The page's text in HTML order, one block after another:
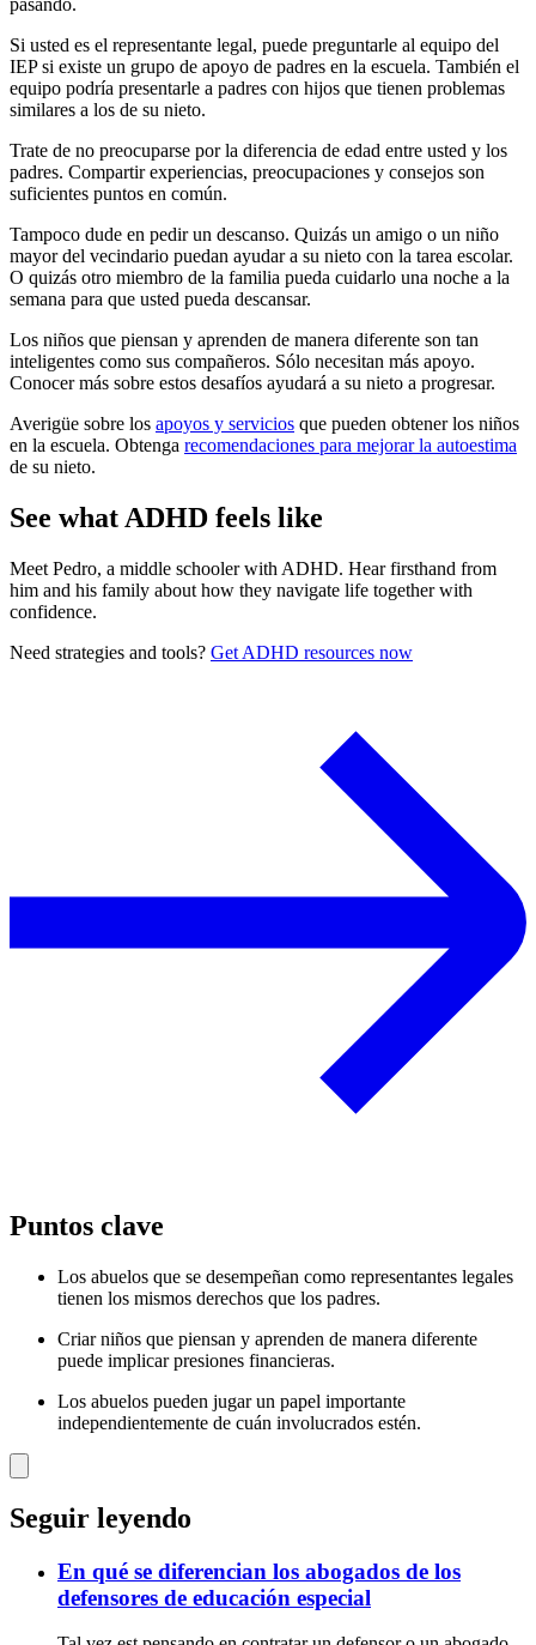
pasando.
Si usted es el representante legal, puede preguntarle al equipo del
IEP si existe un grupo de apoyo de padres en la escuela. También el
equipo podría presentarle a padres con hijos que tienen problemas
similares a los de su nieto.
Trate de no preocuparse por la diferencia de edad entre usted y los
padres. Compartir experiencias, preocupaciones y consejos son
suficientes puntos en común.
Tampoco dude en pedir un descanso. Quizás un amigo o un niño
mayor del vecindario puedan ayudar a su nieto con la tarea escolar.
O quizás otro miembro de la familia pueda cuidarlo una noche a la
semana para que usted pueda descansar.
Los niños que piensan y aprenden de manera diferente son tan
inteligentes como sus compañeros. Sólo necesitan más apoyo.
Conocer más sobre estos desafíos ayudará a su nieto a progresar.
Averigüe sobre los apoyos y servicios que pueden obtener los niños
en la escuela. Obtenga recomendaciones para mejorar la autoestima
de su nieto.
See what ADHD feels like
Meet Pedro, a middle schooler with ADHD. Hear firsthand from
him and his family about how they navigate life together with
confidence.
Need strategies and tools? Get ADHD resources now
Puntos clave
Los abuelos que se desempeñan como representantes legales
tienen los mismos derechos que los padres.
Criar niños que piensan y aprenden de manera diferente
puede implicar presiones financieras.
Los abuelos pueden jugar un papel importante
independientemente de cuán involucrados estén.
Seguir leyendo
En qué se diferencian los abogados de los
defensores de educación especial